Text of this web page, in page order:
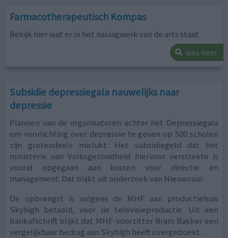
Farmacotherapeutisch Kompas
Bekijk hier wat er in het naslagwerk van de arts staat
lees meer
Subsidie depressiegala nauwelijks naar
depressie
Plannen van de organisatoren achter het Depressiegala
om voorlichting over depressie te geven op 500 scholen
zijn grotendeels mislukt. Het subsidiegeld dat het
ministerie van Volksgezondheid hiervoor verstrekte is
vooral opgegaan aan kosten voor directie en
management. Dat blijkt uit onderzoek van Nieuwsuur.
De opbrengst is volgens de MHF aan productiehuis
Skyhigh betaald, voor de televisieproductie. Uit een
bankafschrift blijkt dat MHF-voorzitter Bram Bakker een
vergelijkbaar bedrag aan Skyhigh heeft overgeboekt.